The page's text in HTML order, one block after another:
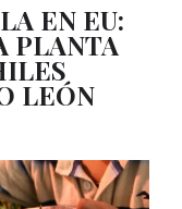
EN EU:
PLANTA
LEÓN